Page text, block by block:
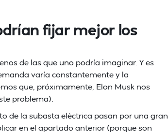
fijar mejor los
de las que uno podría imaginar. Y es
varía constantemente y la
que, próximamente, Elon Musk nos
problema).
de la subasta eléctrica pasan por una gran
en el apartado anterior (porque son